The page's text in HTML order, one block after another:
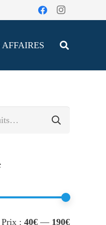
Prix
Prix
Prix : 40€ — 190€